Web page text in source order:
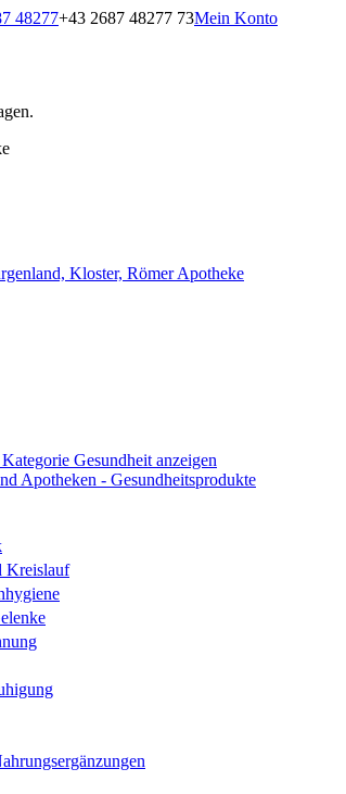
48277+43 2687 48277 73Mein Konto
Gesundheit anzeigen
Kreislauf